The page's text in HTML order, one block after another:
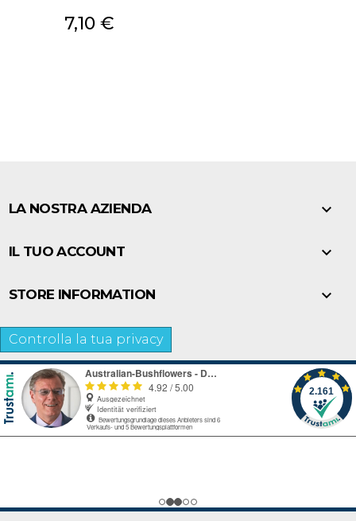
Prezzo
7,10 €
LA NOSTRA AZIENDA 
IL TUO ACCOUNT 
STORE INFORMATION 
Controlla la tua privacy